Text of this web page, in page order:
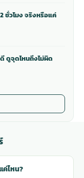
ชั่วโมง จริงหรือแค่
ดูจุดไหนถึงไม่ผิด
ค่ไหน?